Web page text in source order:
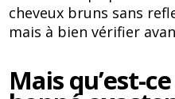
cheveux bruns sans
mais à bien vérifier
Mais qu’est-